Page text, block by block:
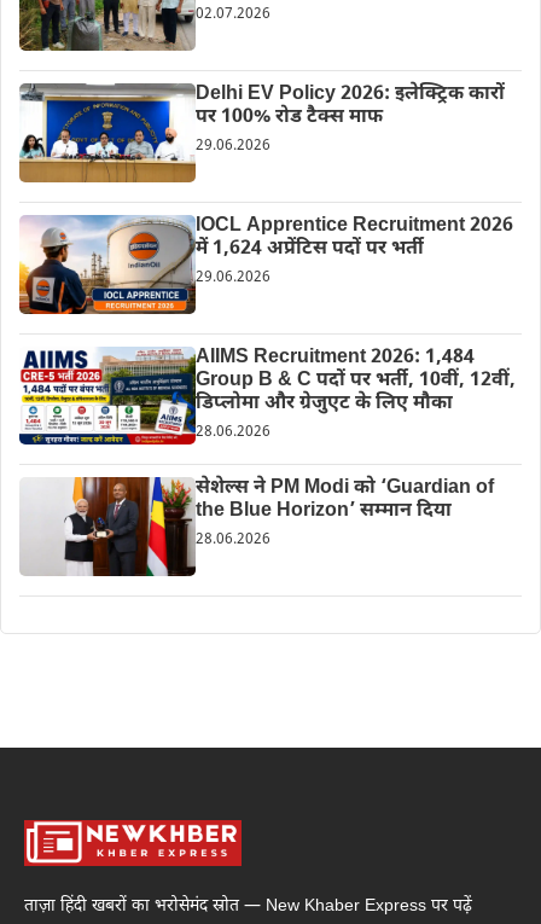
02.07.2026
Delhi EV Policy 2026: इलेक्ट्रिक कारों
पर 100% रोड टैक्स माफ
29.06.2026
IOCL Apprentice Recruitment 2026
में 1,624 अप्रेंटिस पदों पर भर्ती
29.06.2026
AIIMS Recruitment 2026: 1,484
Group B & C पदों पर भर्ती, 10वीं, 12वीं,
डिप्लोमा और ग्रेजुएट के लिए मौका
28.06.2026
सेशेल्स ने PM Modi को ‘Guardian of
the Blue Horizon’ सम्मान दिया
28.06.2026
ताज़ा हिंदी खबरों का भरोसेमंद स्रोत — New Khaber Express पर पढ़ें